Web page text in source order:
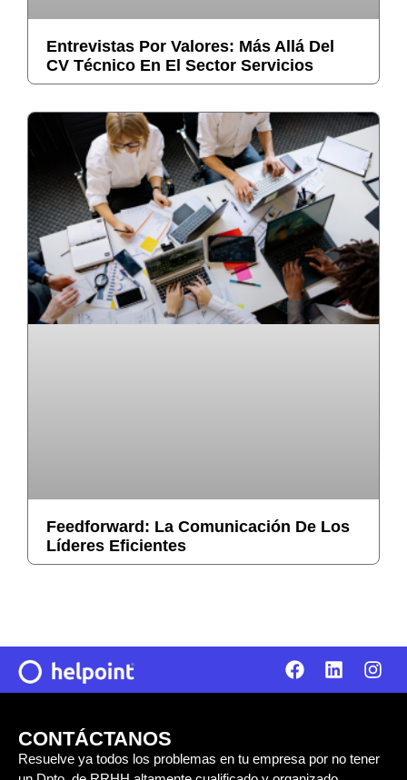
Entrevistas Por Valores: Más Allá Del
CV Técnico En El Sector Servicios
Feedforward: La Comunicación De Los
Líderes Eficientes
CONTÁCTANOS
Resuelve ya todos los problemas en tu empresa por no tener